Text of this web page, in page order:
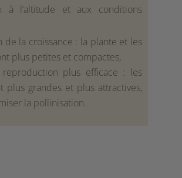
à l’altitude et aux conditions
de la croissance : la plante et les
plus petites et compactes,
plus efficace : les
plus grandes et plus attractives,
la pollinisation.